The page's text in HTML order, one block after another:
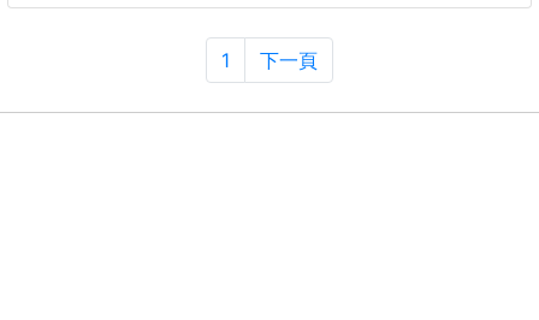
那次跟姐妹一起出去旅行，我偏偏忘了帶吹風機，只好
跟她借這支用一個晚上💨
才吹不到幾分鐘，我整個人直接愣住🤨
法蘭酥禮盒 260729-04
1 下一頁